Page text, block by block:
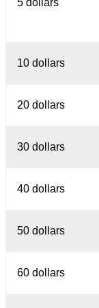
5 dollars
10 dollars
20 dollars
30 dollars
40 dollars
50 dollars
60 dollars